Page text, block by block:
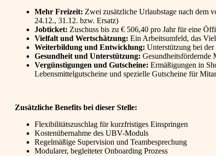
Mehr Freizeit: Zwei zusätzliche Urlaubstage nach dem
24.12., 31.12. bzw. Ersatz)
Jobticket: Zuschuss bis zu € 506,40 pro Jahr für eine
Vielfalt und Wertschätzung: Ein Arbeitsumfeld, das
Weiterbildung und Entwicklung: Unterstützung bei
Gesundheit und Unterstützung: Gesundheitsfördernde
Vergünstigungen und Gutscheine: Ermäßigungen in
Lebensmittelgutscheine und spezielle Gutscheine für
Zusätzliche Benefits bei dieser Stelle:
Flexibilitätszuschlag für kurzfristiges Einspringen
Kostenübernahme des UBV-Moduls
Regelmäßige Supervision und Teambesprechung
Modularer, begleiteter Onboarding Prozess